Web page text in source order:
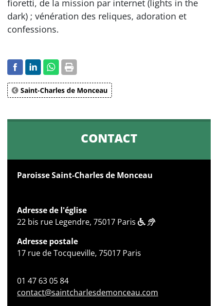
fioretti, de la mission par internet (lights in the
dark) ; vénération des reliques, adoration et
confessions.
Saint-Charles de Monceau
CONTACT
Paroisse Saint-Charles de Monceau
Adresse de l'église
22 bis rue Legendre, 75017 Paris
Adresse postale
17 rue de Tocqueville, 75017 Paris
01 47 63 05 84
contact@saintcharlesdemonceau.com